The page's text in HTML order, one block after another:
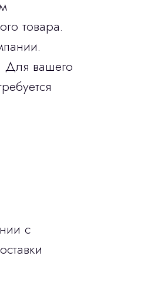
товара.
Для вашего
с